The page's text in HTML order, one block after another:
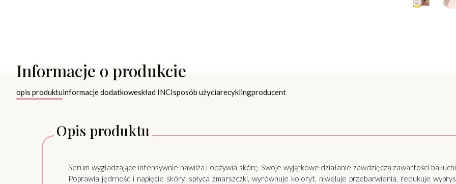
Informacje o produkcie
opis produktuinformacje dodatkoweskład INCIsposób użyciarecyklingproducent
Opis produktu
Serum wygładzające intensywnie nawilża i odżywia skórę. Swoje wyjątkowe działanie zawdzięcza zawartości
Poprawia jędrność i napięcie skóry, spłyca zmarszczki, wyrównuje koloryt, niweluje przebarwienia, redukuje